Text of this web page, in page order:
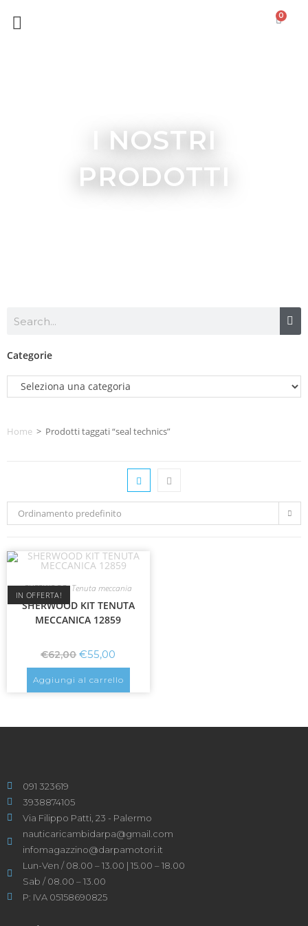
0
I NOSTRI
PRODOTTI
Categorie
Home > Prodotti taggati “seal technics”
Ordinamento predefinito
IN OFFERTA!
SHERWOOD,Tenuta meccania
SHERWOOD KIT TENUTA
MECCANICA 12859
€62,00 €55,00
Aggiungi al carrello
091 323619
3938874105
Via Filippo Patti, 23 - Palermo
nauticaricambidarpa@gmail.com
infomagazzino@darpamotori.it
Lun-Ven / 08.00 – 13.00 | 15.00 – 18.00
Sab / 08.00 – 13.00
P: IVA 05158690825